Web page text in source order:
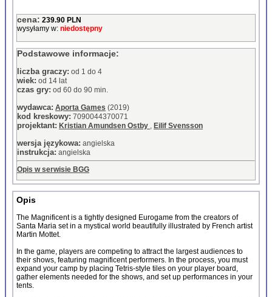
cena: 239.90 PLN
wysyłamy w: niedostępny
Podstawowe informacje:
liczba graczy: od 1 do 4
wiek: od 14 lat
czas gry: od 60 do 90 min.
wydawca: Aporta Games (2019)
kod kreskowy: 7090044370071
projektant: Kristian Amundsen Ostby Eilif Svensson
wersja językowa: angielska
instrukcja: angielska
Opis w serwisie BGG
Opis
The Magnificent is a tightly designed Eurogame from the creators of
Santa Maria set in a mystical world beautifully illustrated by French artist
Martin Mottet.
In the game, players are competing to attract the largest audiences to
their shows, featuring magnificent performers. In the process, you must
expand your camp by placing Tetris-style tiles on your player board,
gather elements needed for the shows, and set up performances in your
tents.